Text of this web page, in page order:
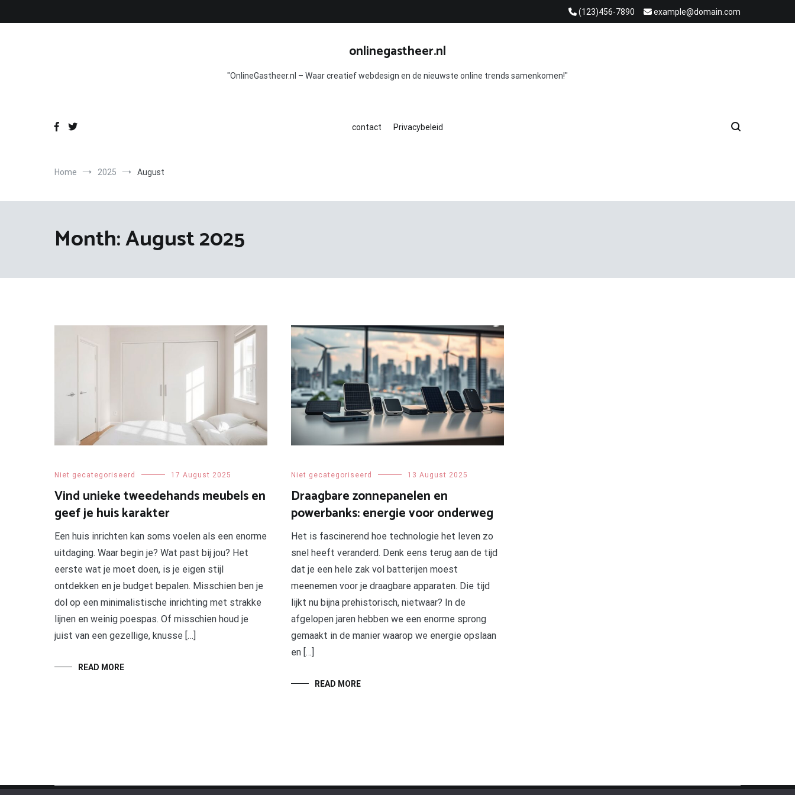
(123)456-7890 example@domain.com
onlinegastheer.nl
"OnlineGastheer.nl – Waar creatief webdesign en de nieuwste online trends samenkomen!"
contact Privacybeleid
Home 2025 August
Month:August 2025
Niet gecategoriseerd 17 August 2025
Vind unieke tweedehands meubels en
geef je huis karakter
Een huis inrichten kan soms voelen als een enorme
uitdaging. Waar begin je? Wat past bij jou? Het
eerste wat je moet doen, is je eigen stijl
ontdekken en je budget bepalen. Misschien ben je
dol op een minimalistische inrichting met strakke
lijnen en weinig poespas. Of misschien houd je
juist van een gezellige, knusse […]
READ MORE
Niet gecategoriseerd 13 August 2025
Draagbare zonnepanelen en
powerbanks: energie voor onderweg
Het is fascinerend hoe technologie het leven zo
snel heeft veranderd. Denk eens terug aan de tijd
dat je een hele zak vol batterijen moest
meenemen voor je draagbare apparaten. Die tijd
lijkt nu bijna prehistorisch, nietwaar? In de
afgelopen jaren hebben we een enorme sprong
gemaakt in de manier waarop we energie opslaan
en […]
READ MORE